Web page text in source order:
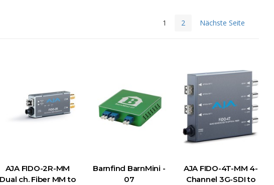
1 2 Nächste Seite
AJA FIDO-2R-MM
Dual ch. Fiber MM to
Barnfind BarnMini -
07
AJA FIDO-4T-MM 4-
Channel 3G-SDI to